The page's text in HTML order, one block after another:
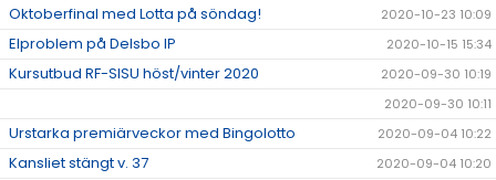
Oktoberfinal med Lotta på söndag! 2020-10-23 10:09
Elproblem på Delsbo IP 2020-10-15 15:34
Kursutbud RF-SISU höst/vinter 2020
2020-09-30 10:19
2020-09-30 10:11
Urstarka premiärveckor med Bingolotto 2020-09-04 10:22
Kansliet stängt v. 37 2020-09-04 10:20